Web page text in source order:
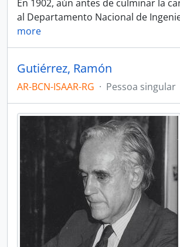
En 1902, aún antes de culminar la
al Departamento Nacional de
more
Gutiérrez, Ramón
AR-BCN-ISAAR-RG · Pessoa singular